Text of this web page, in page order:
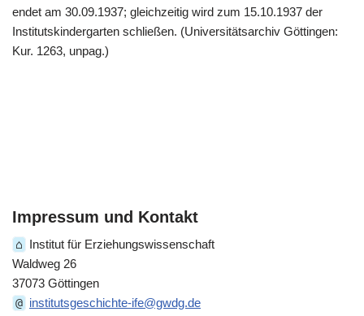
endet am 30.09.1937; gleichzeitig wird zum 15.10.1937 der
Institutskindergarten schließen. (Universitätsarchiv Göttingen:
Kur. 1263, unpag.)
Impressum und Kontakt
⌂ Institut für Erziehungswissenschaft
Waldweg 26
37073 Göttingen
@ institutsgeschichte-ife@gwdg.de